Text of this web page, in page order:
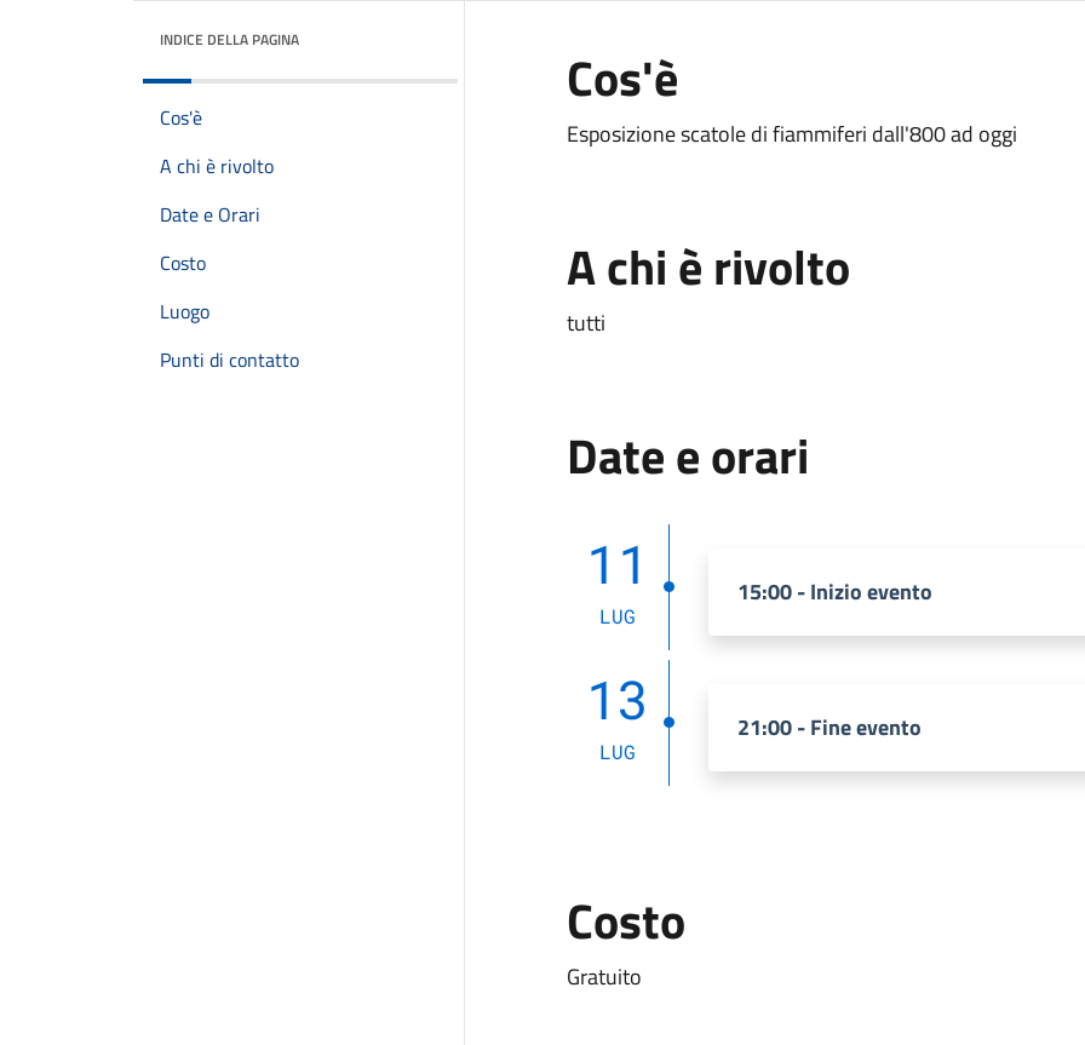
INDICE DELLA PAGINA
Cos'è
A chi è rivolto
Date e Orari
Costo
Luogo
Punti di contatto
Cos'è
Esposizione scatole di fiammiferi dall'800 ad oggi
A chi è rivolto
tutti
Date e orari
11
LUG
15:00 - Inizio evento
13
LUG
21:00 - Fine evento
Costo
Gratuito